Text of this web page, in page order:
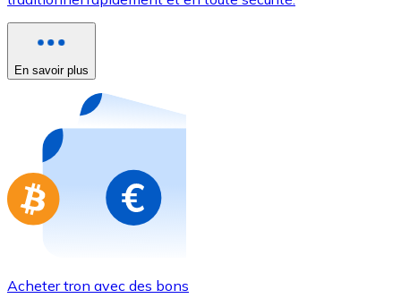
Acheter avec carte
Nouveau
Achetez des cartes-cadeaux de vos marques
Aller à la boutique de cartes-cadeaux
En savoir plus
Acheter tron avec des bons